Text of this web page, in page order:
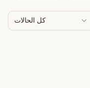
كل الحالات